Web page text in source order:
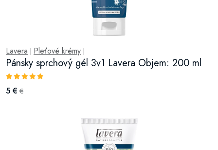
Lavera Pleťové krémy
Pánsky sprchový gél 3v1 Lavera Objem: 200 ml
5 € €